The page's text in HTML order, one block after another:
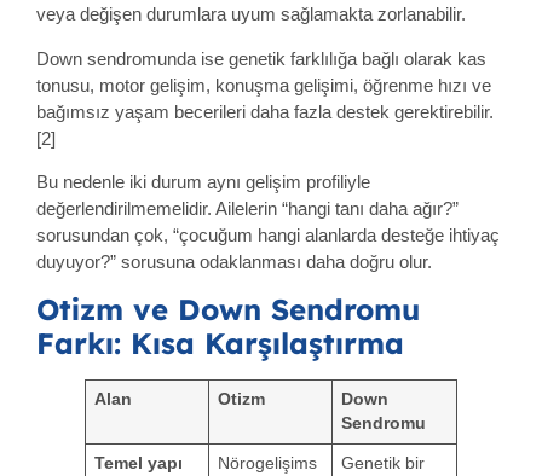
veya değişen durumlara uyum sağlamakta zorlanabilir.
Down sendromunda ise genetik farklılığa bağlı olarak kas
tonusu, motor gelişim, konuşma gelişimi, öğrenme hızı ve
bağımsız yaşam becerileri daha fazla destek gerektirebilir.
[2]
Bu nedenle iki durum aynı gelişim profiliyle
değerlendirilmemelidir. Ailelerin “hangi tanı daha ağır?”
sorusundan çok, “çocuğum hangi alanlarda desteğe ihtiyaç
duyuyor?” sorusuna odaklanması daha doğru olur.
Otizm ve Down Sendromu
Farkı: Kısa Karşılaştırma
Alan Otizm
Down
Sendromu
Temel yapı
Nörogelişims
Genetik bir